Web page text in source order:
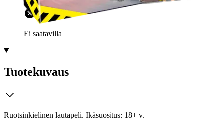
Ei saatavilla
Tuotekuvaus
Ruotsinkielinen lautapeli. Ikäsuositus: 18+ v.